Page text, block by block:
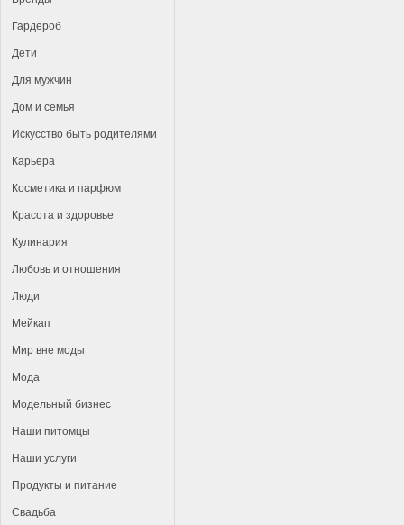
Гардероб
Дети
Для мужчин
Дом и семья
Искусство быть родителями
Карьера
Косметика и парфюм
Красота и здоровье
Кулинария
Любовь и отношения
Люди
Мейкап
Мир вне моды
Мода
Модельный бизнес
Наши питомцы
Наши услуги
Продукты и питание
Свадьба